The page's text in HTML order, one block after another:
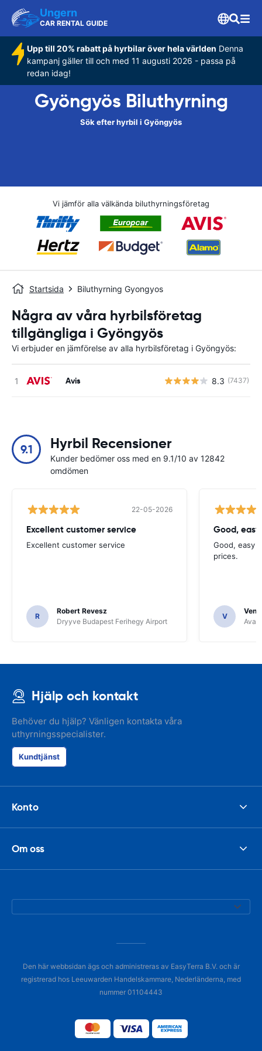
Ungern
CAR RENTAL GUIDE
Upp till 20% rabatt på hyrbilar över hela världen Denna
kampanj gäller till och med 11 augusti 2026 - passa på
redan idag!
Gyöngyös Biluthyrning
Sök efter hyrbil i Gyöngyös
Vi jämför alla välkända biluthyrningsföretag
Startsida Biluthyrning Gyongyos
Några av våra hyrbilsföretag
tillgängliga i Gyöngyös
Vi erbjuder en jämförelse av alla hyrbilsföretag i Gyöngyös:
Avis 8.3 (7437)
9.1 Hyrbil Recensioner
Kunder bedömer oss med en 9.1/10 av 12842
omdömen
22-05-2026
Excellent customer service
Excellent customer service
R
Robert Revesz
Dryyve Budapest Ferihegy Airport
Good,
Good, easy
prices.
V
Hjälp och kontakt
Behöver du hjälp? Vänligen kontakta våra
uthyrningsspecialister.
Kundtjänst
Konto
Om oss
Den här webbsidan ägs och administreras av EasyTerra B.V. och är
registrerad hos Leeuwarden Handelskammare, Nederländerna, med
nummer 01104443